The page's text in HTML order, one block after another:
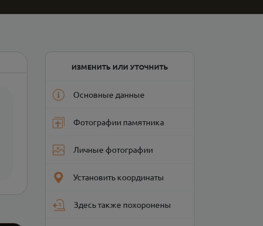
ИЗМЕНИТЬ ИЛИ УТОЧНИТЬ
Основные данные
Фотографии памятника
Личные фотографии
Установить координаты
Здесь также похоронены